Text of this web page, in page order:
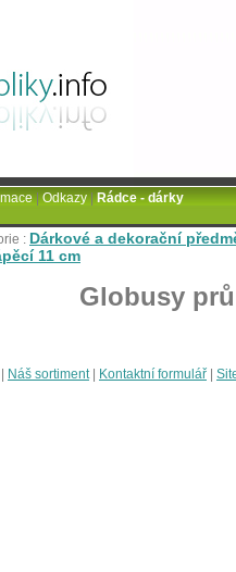
: Dárkové a dekorační
11 cm
Globusy
Náš sortiment| Kontaktní formulář
|Odkazy|Rádce - dárky